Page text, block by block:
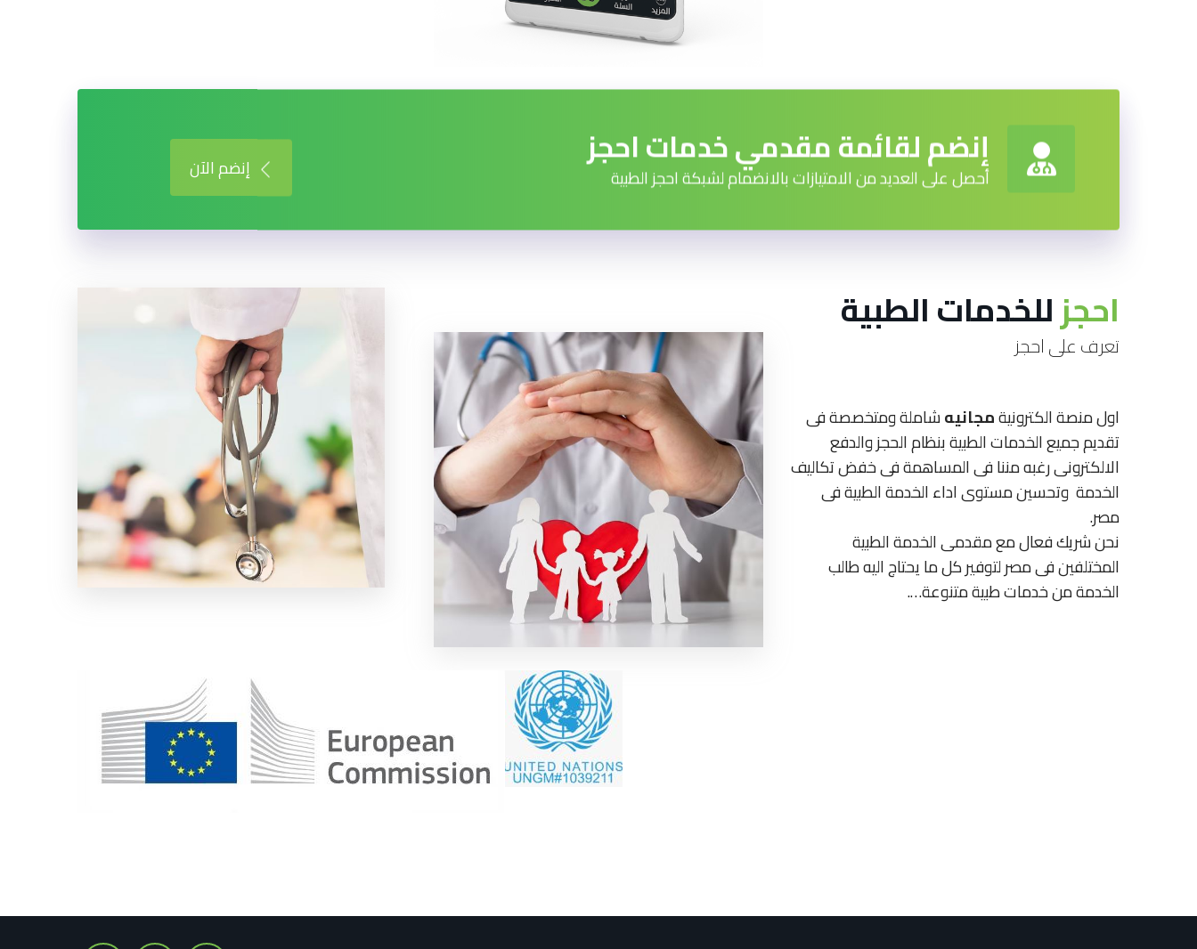
إنضم الآن إنضم لقائمة مقدمي خدمات احجز
أحصل على العديد من الامتيازات بالانضمام لشبكة احجز الطبية
احجزللخدمات الطبية
تعرف على احجز
اول منصة الكترونيةمجانيهشاملة ومتخصصة فى
تقديم جميع الخدمات الطبية بنظام الحجز والدفع
الالكترونى رغبه مننا فى المساهمة فى خفض تكاليف
الخدمة وتحسين مستوى اداء الخدمة الطبية فى
مصر.
نحن شريك فعال مع مقدمى الخدمة الطبية
المختلفين فى مصر لتوفير كل ما يحتاج اليه طالب
الخدمة من خدمات طبية متنوعة….